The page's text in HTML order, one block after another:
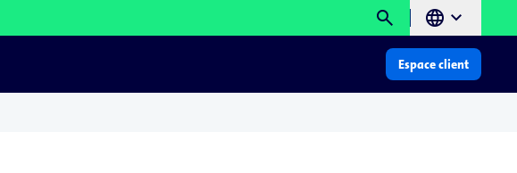
search language chevron_right
Espace client